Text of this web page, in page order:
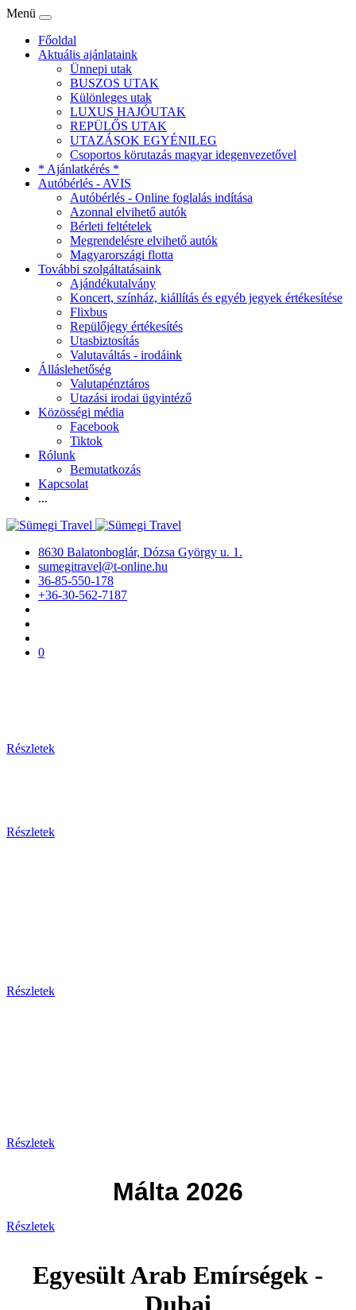
Menü
Főoldal
Aktuális ajánlataink
Ünnepi utak
BUSZOS UTAK
Különleges utak
LUXUS HAJÓUTAK
REPÜLŐS UTAK
UTAZÁSOK EGYÉNILEG
Csoportos körutazás magyar idegenvezetővel
* Ajánlatkérés *
Autóbérlés - AVIS
Autóbérlés - Online foglalás indítása
Azonnal elvihető autók
Bérleti feltételek
Megrendelésre elvihető autók
Magyarországi flotta
További szolgáltatásaink
Ajándékutalvány
Koncert, színház, kiállítás és egyéb jegyek értékesítése
Flixbus
Repülőjegy értékesítés
Utasbiztosítás
Valutaváltás - irodáink
Álláslehetőség
Valutapénztáros
Utazási irodai ügyintéző
Közösségi média
Facebook
Tiktok
Rólunk
Bemutatkozás
Kapcsolat
...
8630 Balatonboglár, Dózsa György u. 1.
sumegitravel@t-online.hu
36-85-550-178
+36-30-562-7187
0
Részletek
Részletek
Részletek
Részletek
Málta 2026
Részletek
Egyesült Arab Emírségek -